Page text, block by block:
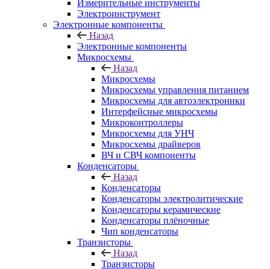
Измерительные инструменты
Электроинструмент
Электронные компоненты
Назад
Электронные компоненты
Микросхемы
Назад
Микросхемы
Микросхемы управления питанием
Микросхемы для автоэлектроники
Интерфейсные микросхемы
Микроконтроллеры
Микросхемы для УНЧ
Микросхемы драйверов
ВЧ и СВЧ компоненты
Конденсаторы
Назад
Конденсаторы
Конденсаторы электролитические
Конденсаторы керамические
Конденсаторы плёночные
Чип конденсаторы
Транзисторы
Назад
Транзисторы